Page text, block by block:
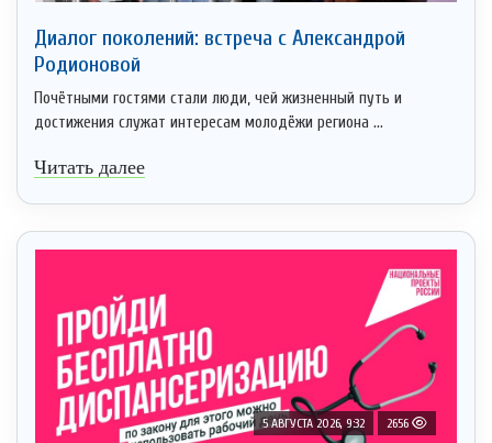
Диалог поколений: встреча с Александрой
Родионовой
Почётными гостями стали люди, чей жизненный путь и
достижения служат интересам молодёжи региона ...
Читать далее
5 АВГУСТА 2026, 9:32 2656